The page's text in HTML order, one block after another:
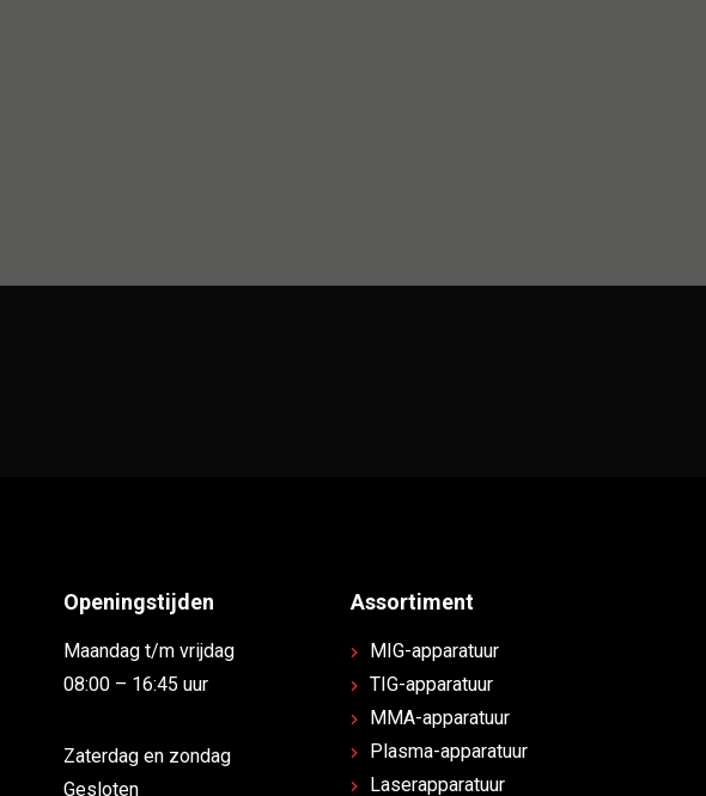
Openingstijden
Maandag t/m vrijdag
08:00 – 16:45 uur
Zaterdag en zondag
Gesloten
Assortiment
MIG-apparatuur
TIG-apparatuur
MMA-apparatuur
Plasma-apparatuur
Laserapparatuur